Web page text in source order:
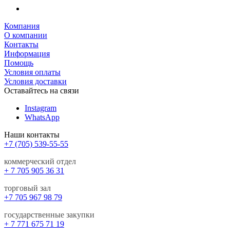
Компания
О компании
Контакты
Информация
Помощь
Условия оплаты
Условия доставки
Оставайтесь на связи
Instagram
WhatsApp
Наши контакты
+7 (705) 539-55-55
коммерческий отдел
+ 7 705 905 36 31
торговый зал
+7 705 967 98 79
государственные закупки
+ 7 771 675 71 19